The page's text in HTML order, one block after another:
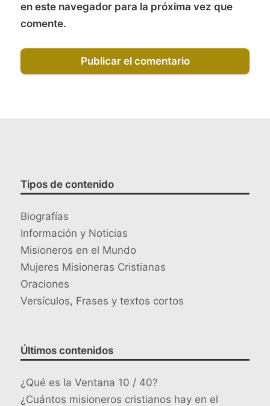
en este navegador para la próxima vez que
comente.
Tipos de contenido
Biografías
Información y Noticias
Misioneros en el Mundo
Mujeres Misioneras Cristianas
Oraciones
Versículos, Frases y textos cortos
Últimos contenidos
¿Qué es la Ventana 10 / 40?
¿Cuántos misioneros cristianos hay en el